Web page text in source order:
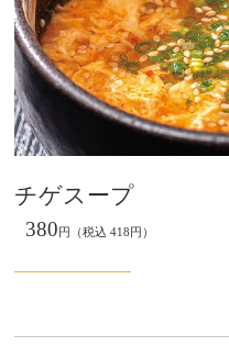
チゲスープ
380円（税込 418円）